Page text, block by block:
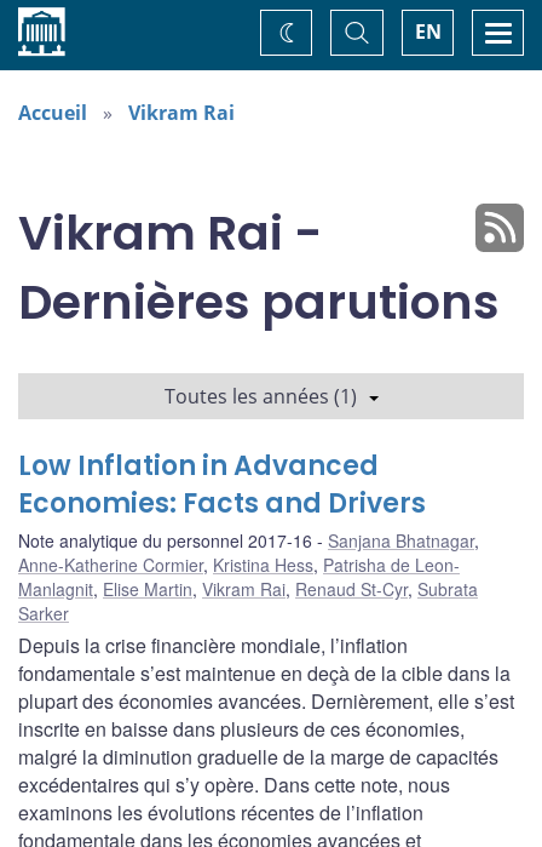
Accueil EN
Basculer
la
recherche
Changez
de
Accueil Vikram Rai
Vikram Rai -
Dernières parutions
Toutes les années (1)
Low Inflation in Advanced
Economies: Facts and Drivers
Note analytique du personnel 2017-16 Sanjana Bhatnagar,
Anne-Katherine Cormier, Kristina Hess, Patrisha de Leon-
Manlagnit, Elise Martin, Vikram Rai, Renaud St-Cyr, Subrata
Sarker
Depuis la crise financière mondiale, l’inflation
fondamentale s’est maintenue en deçà de la cible dans la
plupart des économies avancées. Dernièrement, elle s’est
inscrite en baisse dans plusieurs de ces économies,
malgré la diminution graduelle de la marge de capacités
excédentaires qui s’y opère. Dans cette note, nous
examinons les évolutions récentes de l’inflation
fondamentale dans les économies avancées et